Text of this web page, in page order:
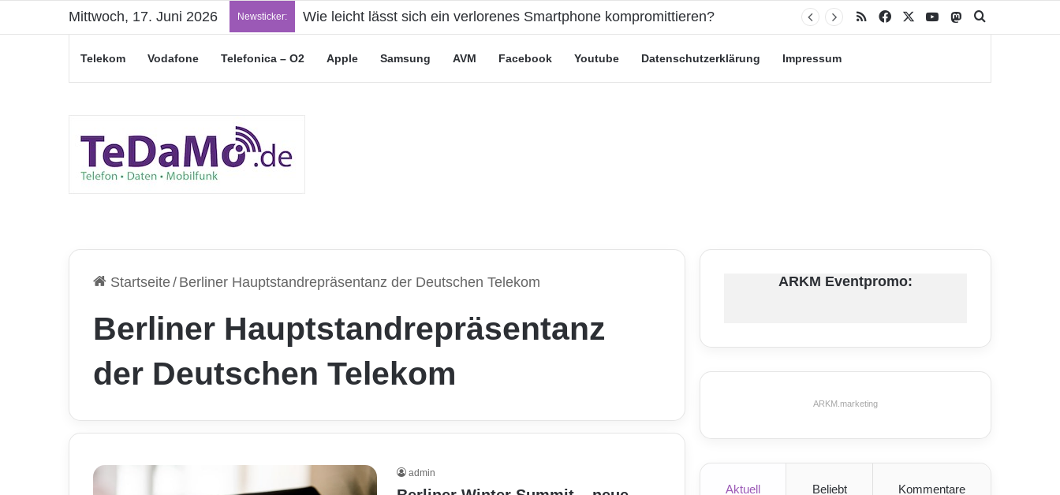
Mittwoch, 17. Juni 2026 Newsticker: Wie leicht lässt sich ein verlorenes Smartphone kompromittieren? RSS Facebook YouTubeMastodon
Telekom Vodafone Telefonica – O2 Apple Samsung AVM Facebook Youtube Datenschutzerklärung Impressum
Startseite/ Berliner Hauptstandrepräsentanz der Deutschen Telekom
Berliner Hauptstandrepräsentanz
der Deutschen Telekom
admin
ARKM Eventpromo:
ARKM.marketing
Aktuell Beliebt Kommentare